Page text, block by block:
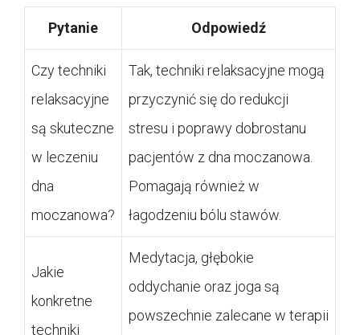
Pytanie Odpowiedź
Czy techniki
relaksacyjne
są skuteczne
w leczeniu
dna
moczanowa?
Tak, techniki relaksacyjne mogą
przyczynić się do redukcji
stresu i poprawy dobrostanu
pacjentów z dna moczanowa.
Pomagają również w
łagodzeniu bólu stawów.
Jakie
konkretne
techniki
Medytacja, głębokie
oddychanie oraz joga są
powszechnie zalecane w terapii